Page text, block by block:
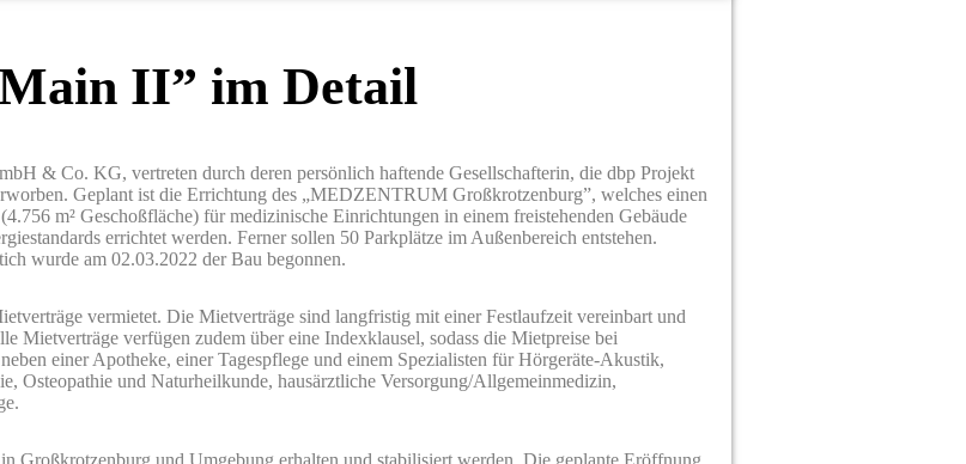
II” im Detail
& Co. KG, vertreten durch deren persönlich haftende Gesellschafterin, die dbp Projekt
Geplant ist die Errichtung des „MEDZENTRUM Großkrotzenburg”, welches einen
m² Geschoßfläche) für medizinische Einrichtungen in einem freistehenden Gebäude
errichtet werden. Ferner sollen 50 Parkplätze im Außenbereich entstehen.
wurde am 02.03.2022 der Bau begonnen.
vermietet. Die Mietverträge sind langfristig mit einer Festlaufzeit vereinbart und
Mietverträge verfügen zudem über eine Indexklausel, sodass die Mietpreise bei
einer Apotheke, einer Tagespflege und einem Spezialisten für Hörgeräte-Akustik,
Osteopathie und Naturheilkunde, hausärztliche Versorgung/Allgemeinmedizin,
Großkrotzenburg und Umgebung erhalten und stabilisiert werden. Die geplante Eröffnung